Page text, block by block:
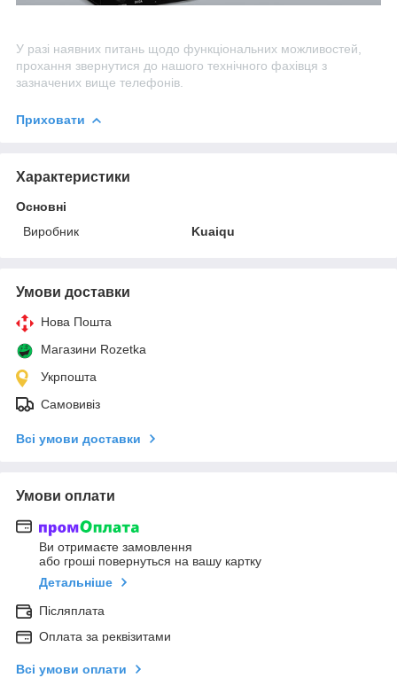
У разі наявних питань щодо функціональних можливостей,
прохання звернутися до нашого технічного фахівця з
зазначених вище телефонів.
Приховати
Характеристики
Основні
Виробник
Kuaiqu
Умови доставки
Нова Пошта
Магазини Rozetka
Укрпошта
Самовивіз
Всі умови доставки
Умови оплати
Ви отримаєте замовлення
або гроші повернуться на вашу картку
Детальніше
Післяплата
Оплата за реквізитами
Всі умови оплати